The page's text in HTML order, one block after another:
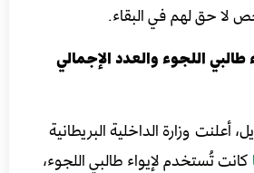
لإيواء طالبي اللجوء والعدد الإجمالي
أعلنت وزارة الداخلية البريطانية
كانت تُستخدم لإيواء طالبي اللجوء،